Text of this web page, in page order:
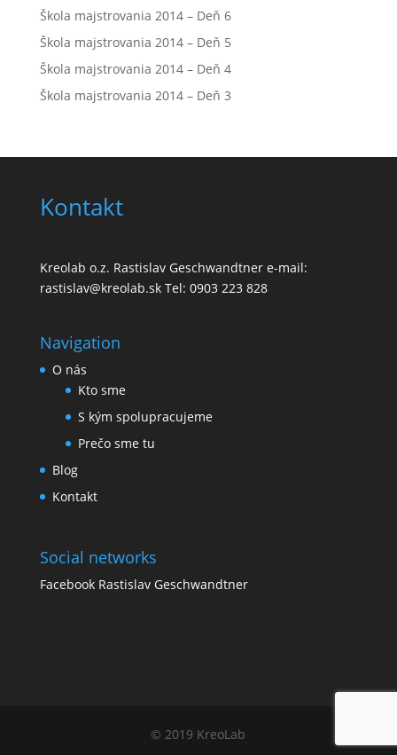
Škola majstrovania 2014 – Deň 6
Škola majstrovania 2014 – Deň 5
Škola majstrovania 2014 – Deň 4
Škola majstrovania 2014 – Deň 3
Kontakt
Kreolab o.z. Rastislav Geschwandtner e-mail:
rastislav@kreolab.sk Tel: 0903 223 828
Navigation
O nás
Kto sme
S kým spolupracujeme
Prečo sme tu
Blog
Kontakt
Social networks
Facebook Rastislav Geschwandtner
© 2019 KreoLab